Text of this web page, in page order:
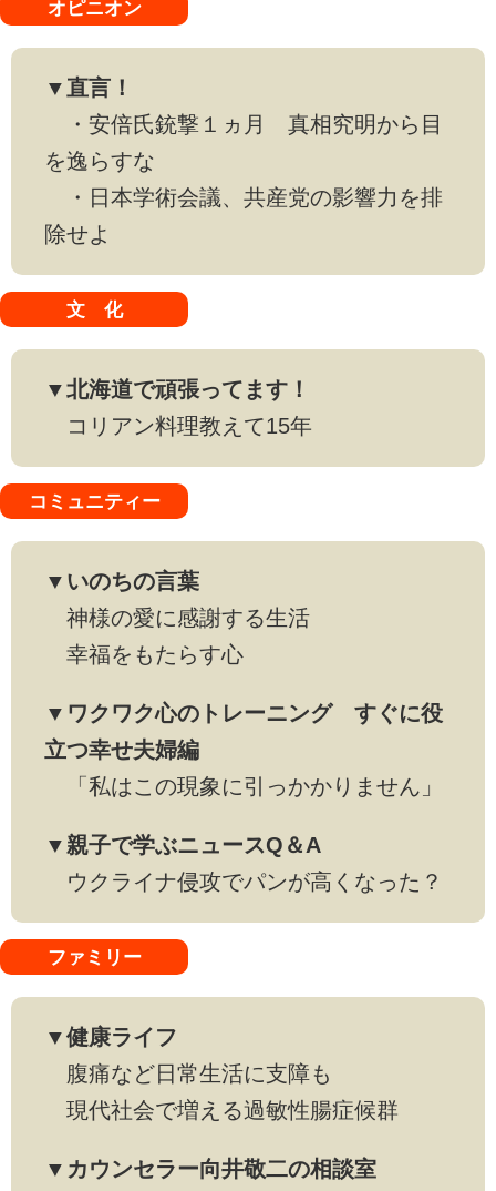
オピニオン
▼直言！
・安倍氏銃撃１ヵ月 真相究明から目
を逸らすな
・日本学術会議、共産党の影響力を排
除せよ
文 化
▼北海道で頑張ってます！
コリアン料理教えて15年
コミュニティー
▼いのちの言葉
神様の愛に感謝する生活
幸福をもたらす心
▼ワクワク心のトレーニング すぐに役
立つ幸せ夫婦編
「私はこの現象に引っかかりません」
▼親子で学ぶニュースQ＆A
ウクライナ侵攻でパンが高くなった？
ファミリー
▼健康ライフ
腹痛など日常生活に支障も
現代社会で増える過敏性腸症候群
▼カウンセラー向井敬二の相談室